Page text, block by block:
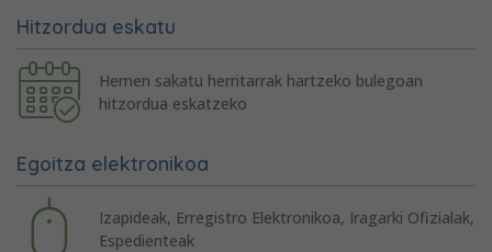
Hitzordua eskatu
Hemen sakatu herritarrak hartzeko bulegoan
hitzordua eskatzeko
Egoitza elektronikoa
Izapideak, Erregistro Elektronikoa, Iragarki Ofizialak,
Espedienteak